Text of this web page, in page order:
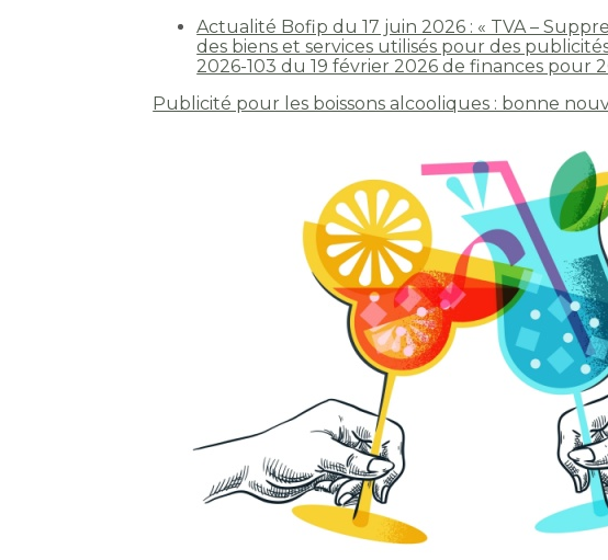
Actualité Bofip du 17 juin 2026 : « TVA –
des biens et services utilisés pour des
2026-103 du 19 février 2026 de finances pour
Publicité pour les boissons alcooliques : bonne